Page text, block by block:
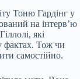
Тоню Гардінг у
на інтерв’ю
які
фактах. Тож чи
самостійно.